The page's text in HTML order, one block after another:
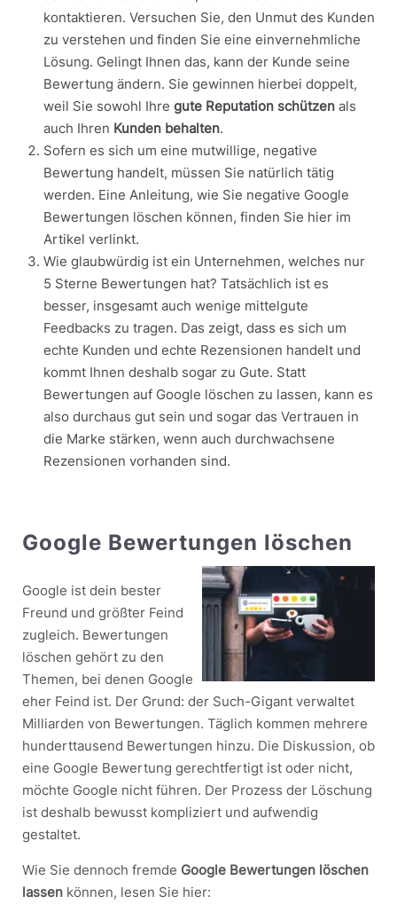
kontaktieren. Versuchen Sie, den Unmut des Kunden
zu verstehen und finden Sie eine einvernehmliche
Lösung. Gelingt Ihnen das, kann der Kunde seine
Bewertung ändern. Sie gewinnen hierbei doppelt,
weil Sie sowohl Ihre gute Reputation schützenals
auch Ihren Kunden behalten.
Sofern es sich um eine mutwillige, negative
Bewertung handelt, müssen Sie natürlich tätig
werden. Eine Anleitung, wie Sie negative Google
Bewertungen löschen können, finden Sie hier im
Artikel verlinkt.
Wie glaubwürdig ist ein Unternehmen, welches nur
5 Sterne Bewertungen hat? Tatsächlich ist es
besser, insgesamt auch wenige mittelgute
Feedbacks zu tragen. Das zeigt, dass es sich um
echte Kunden und echte Rezensionen handelt und
kommt Ihnen deshalb sogar zu Gute. Statt
Bewertungen auf Google löschen zu lassen, kann es
also durchaus gut sein und sogar das Vertrauen in
die Marke stärken, wenn auch durchwachsene
Rezensionen vorhanden sind.
Google Bewertungen löschen
Google ist dein bester
Freund und größter Feind
zugleich. Bewertungen
löschen gehört zu den
Themen, bei denen Google
eher Feind ist. Der Grund: der Such-Gigant verwaltet
Milliarden von Bewertungen. Täglich kommen mehrere
hunderttausend Bewertungen hinzu. Die Diskussion, ob
eine Google Bewertung gerechtfertigt ist oder nicht,
möchte Google nicht führen. Der Prozess der Löschung
ist deshalb bewusst kompliziert und aufwendig
gestaltet.
Wie Sie dennoch fremde Google Bewertungen löschen
lassenkönnen, lesen Sie hier: